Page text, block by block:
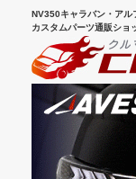
NV350キャラバン・アル
カスタムパーツ通販シ